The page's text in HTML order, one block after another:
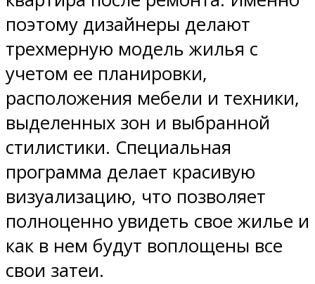
поэтому дизайнеры делают
трехмерную модель жилья с
учетом ее планировки,
расположения мебели и техники,
выделенных зон и выбранной
стилистики. Специальная
программа делает красивую
визуализацию, что позволяет
полноценно увидеть свое жилье и
как в нем будут воплощены все
свои затеи.